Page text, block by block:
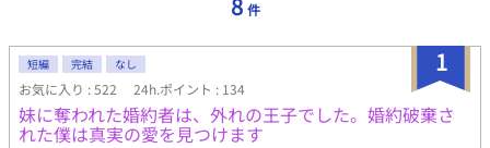
件
1
短編 完結 なし
お気に入り : 522 24h.ポイント : 134
妹に奪われた婚約者は、外れの王子でした。婚約破棄さ
れた僕は真実の愛を見つけます